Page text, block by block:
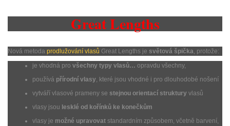
Great Lengths
Nová metoda prodlužování vlasů Great Lengths je světová špička, protože:
je vhodná pro všechny typy vlasů… opravdu všechny,
používá přírodní vlasy, které jsou vhodné i pro dlouhodobé nošení
vytváří vlasové prameny se stejnou orientací struktury vlasů
vlasy jsou lesklé od kořínků ke konečkům
vlasy je možné upravovat standardním způsobem, včetně barvení,